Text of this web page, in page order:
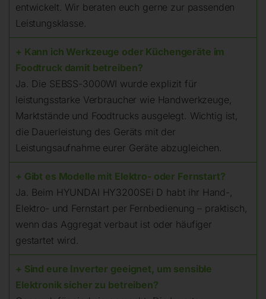
entwickelt. Wir beraten euch gerne zur passenden
Leistungsklasse.
+ Kann ich Werkzeuge oder Küchengeräte im
Foodtruck damit betreiben?
Ja. Die SEBSS-3000WI wurde explizit für
leistungsstarke Verbraucher wie Handwerkzeuge,
Marktstände und Foodtrucks ausgelegt. Wichtig ist,
die Dauerleistung des Geräts mit der
Leistungsaufnahme eurer Geräte abzugleichen.
+ Gibt es Modelle mit Elektro- oder Fernstart?
Ja. Beim HYUNDAI HY3200SEi D habt ihr Hand-,
Elektro- und Fernstart per Fernbedienung – praktisch,
wenn das Aggregat verbaut ist oder häufiger
gestartet wird.
+ Sind eure Inverter geeignet, um sensible
Elektronik sicher zu betreiben?